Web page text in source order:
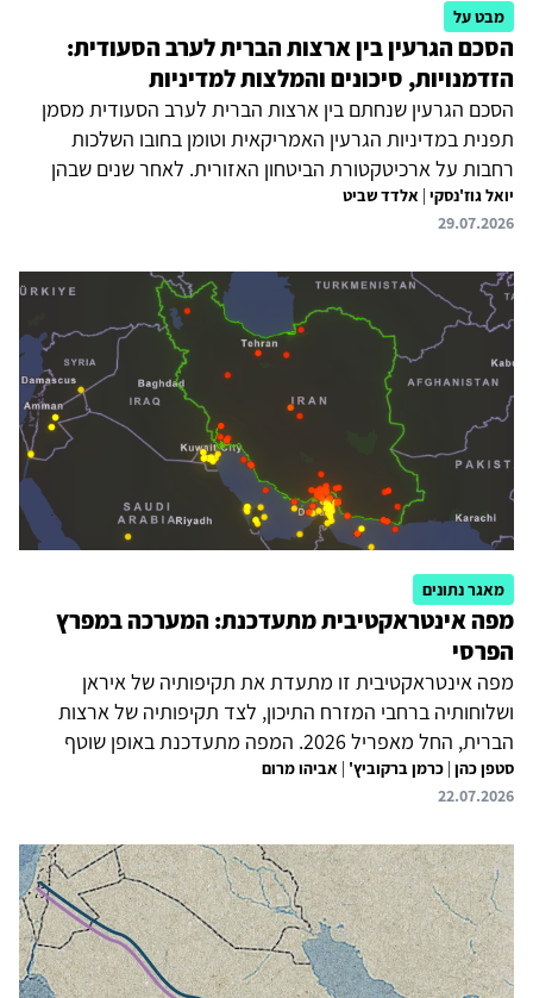
מבט על
הסכם הגרעין בין ארצות הברית לערב הסעודית:
הזדמנויות, סיכונים והמלצות למדיניות
הסכם הגרעין שנחתם בין ארצות הברית לערב הסעודית מסמן
תפנית במדיניות הגרעין האמריקאית וטומן בחובו השלכות
רחבות על ארכיטקטורת הביטחון האזורית. לאחר שנים שבהן
התנתה וושינגטון כל שיתוף פעולה גרעיני בוויתור על יכולות
במעגל הדלק, היא מאמצת כעת גישה גמישה יותר המבקשת
ההסכם יוצר תקדים משמעותי ומעלה שאלות לגבי עתיד משטר
ה-NPT והאפשרות למרוץ גרעיני אזורי. מבחינת ישראל, מדובר
בדילמה אסטרטגית. מחד גיסא, ההסכם מחזק את מעמדה של
ארצות הברית במפרץ, מצמצם את השפעתן של סין ורוסיה
ומשמר מנופי השפעה...
יואל גוז'נסקי | אלדד שביט
29.07.2026
מאגר נתונים
מפה אינטראקטיבית מתעדכנת: המערכה במפרץ
הפרסי
מפה אינטראקטיבית זו מתעדת את תקיפותיה של איראן
ושלוחותיה ברחבי המזרח התיכון, לצד תקיפותיה של ארצות
הברית, החל מאפריל 2026. המפה מתעדכנת באופן שוטף
הצהרות רשמיות ודיווחים בתקשורת. מטרת הפרויקט היא לספק
שהוא מתפתח.
סטפן כהן | כרמן ברקוביץ' | אביהו מרום
22.07.2026